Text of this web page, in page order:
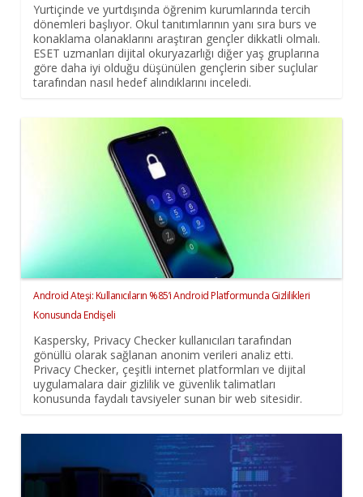
Yurtiçinde ve yurtdışında öğrenim kurumlarında tercih
dönemleri başlıyor. Okul tanıtımlarının yanı sıra burs ve
konaklama olanaklarını araştıran gençler dikkatli olmalı.
ESET uzmanları dijital okuryazarlığı diğer yaş gruplarına
göre daha iyi olduğu düşünülen gençlerin siber suçlular
tarafından nasıl hedef alındıklarını inceledi.
Android Ateşi: Kullanıcıların %85’i Android Platformunda Gizlilikleri
Konusunda Endişeli
Kaspersky, Privacy Checker kullanıcıları tarafından
gönüllü olarak sağlanan anonim verileri analiz etti.
Privacy Checker, çeşitli internet platformları ve dijital
uygulamalara dair gizlilik ve güvenlik talimatları
konusunda faydalı tavsiyeler sunan bir web sitesidir.